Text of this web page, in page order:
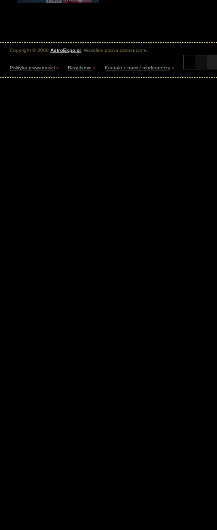
Copyright © 2008 AstroExpo.pl . Wszelkie prawa zastrzeżone.
Polityka prywatności » Regulamin » Kontakt z nami / moderatorzy »